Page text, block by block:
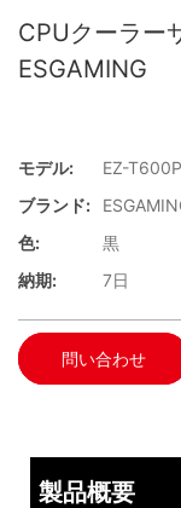
CPUクーラー
ESGAMING
モデル:
EZ-
ブランド:
色:
黒
納期:
7日
問い合わせ
製品概要